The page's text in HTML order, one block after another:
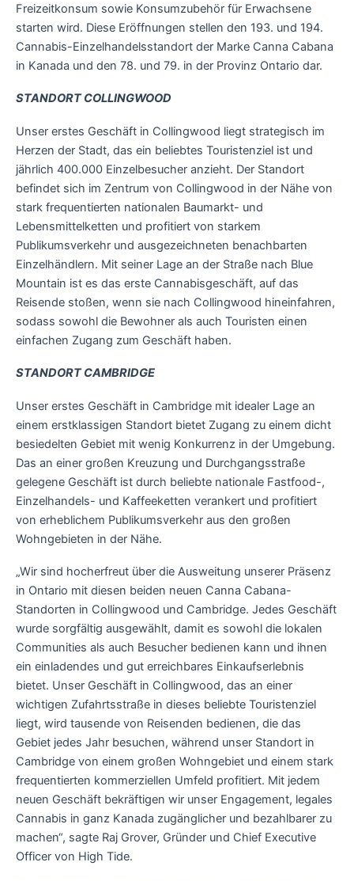
Freizeitkonsum sowie Konsumzubehör für Erwachsene
starten wird. Diese Eröffnungen stellen den 193. und 194.
Cannabis-Einzelhandelsstandort der Marke Canna Cabana
in Kanada und den 78. und 79. in der Provinz Ontario dar.
STANDORT COLLINGWOOD
Unser erstes Geschäft in Collingwood liegt strategisch im
Herzen der Stadt, das ein beliebtes Touristenziel ist und
jährlich 400.000 Einzelbesucher anzieht. Der Standort
befindet sich im Zentrum von Collingwood in der Nähe von
stark frequentierten nationalen Baumarkt- und
Lebensmittelketten und profitiert von starkem
Publikumsverkehr und ausgezeichneten benachbarten
Einzelhändlern. Mit seiner Lage an der Straße nach Blue
Mountain ist es das erste Cannabisgeschäft, auf das
Reisende stoßen, wenn sie nach Collingwood hineinfahren,
sodass sowohl die Bewohner als auch Touristen einen
einfachen Zugang zum Geschäft haben.
STANDORT CAMBRIDGE
Unser erstes Geschäft in Cambridge mit idealer Lage an
einem erstklassigen Standort bietet Zugang zu einem dicht
besiedelten Gebiet mit wenig Konkurrenz in der Umgebung.
Das an einer großen Kreuzung und Durchgangsstraße
gelegene Geschäft ist durch beliebte nationale Fastfood-,
Einzelhandels- und Kaffeeketten verankert und profitiert
von erheblichem Publikumsverkehr aus den großen
Wohngebieten in der Nähe.
„Wir sind hocherfreut über die Ausweitung unserer Präsenz
in Ontario mit diesen beiden neuen Canna Cabana-
Standorten in Collingwood und Cambridge. Jedes Geschäft
wurde sorgfältig ausgewählt, damit es sowohl die lokalen
Communities als auch Besucher bedienen kann und ihnen
ein einladendes und gut erreichbares Einkaufserlebnis
bietet. Unser Geschäft in Collingwood, das an einer
wichtigen Zufahrtsstraße in dieses beliebte Touristenziel
liegt, wird tausende von Reisenden bedienen, die das
Gebiet jedes Jahr besuchen, während unser Standort in
Cambridge von einem großen Wohngebiet und einem stark
frequentierten kommerziellen Umfeld profitiert. Mit jedem
neuen Geschäft bekräftigen wir unser Engagement, legales
Cannabis in ganz Kanada zugänglicher und bezahlbarer zu
machen“, sagte Raj Grover, Gründer und Chief Executive
Officer von High Tide.